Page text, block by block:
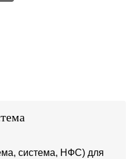
система, НФС) для